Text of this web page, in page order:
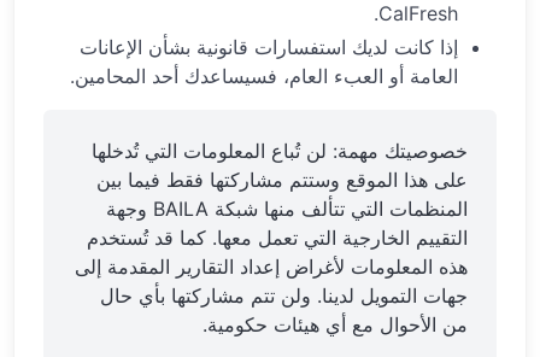
CalFresh.
إذا كانت لديك استفسارات قانونية بشأن الإعانات
العامة أو العبء العام، فسيساعدك أحد المحامين.
خصوصيتك مهمة: لن تُباع المعلومات التي تُدخلها
على هذا الموقع وستتم مشاركتها فقط فيما بين
المنظمات التي تتألف منها شبكة BAILA وجهة
التقييم الخارجية التي تعمل معها. كما قد تُستخدم
هذه المعلومات لأغراض إعداد التقارير المقدمة إلى
جهات التمويل لدينا. ولن تتم مشاركتها بأي حال
من الأحوال مع أي هيئات حكومية.